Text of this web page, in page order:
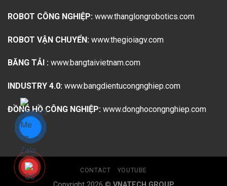
ROBOT CÔNG NGHIỆP: www.thanglongrobotics.com
ROBOT VẬN CHUYỂN: www.thegioiagv.com
BĂNG TẢI : www.bangtaivietnam.com
INDUSTRY 4.0: www.bangdientucongnghiep.com
ĐỒNG HỒ CÔNG NGHIỆP: www.donghocongnghiep.com
CONTACT YOUTUBE